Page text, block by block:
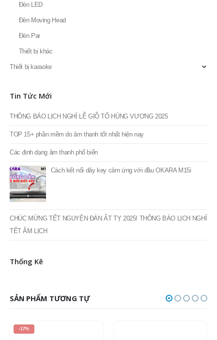
Đèn LED
Đèn Moving Head
Đèn Par
Thiết bị khác
Thiết bị karaoke
Tin Tức Mới
THÔNG BÁO LỊCH NGHỈ LỄ GIỖ TỔ HÙNG VƯƠNG 2025
TOP 15+ phần mềm do âm thanh tốt nhất hiện nay
Các định dạng âm thanh phổ biến
Cách kết nối dây key cảm ứng với đầu OKARA M15i
CHÚC MỪNG TẾT NGUYÊN ĐÁN ẤT TỴ 2025! THÔNG BÁO LỊCH NGHỈ
TẾT ÂM LỊCH
Thống Kê
SẢN PHẨM TƯƠNG TỰ
-17%